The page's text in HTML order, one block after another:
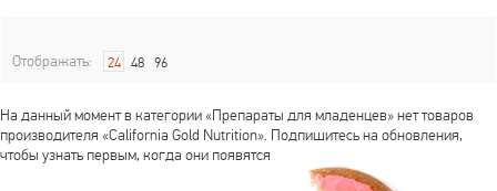
Отображать: 24 48 96
На данный момент в категории «Препараты для младенцев» нет товаров
производителя «California Gold Nutrition». Подпишитесь на обновления,
чтобы узнать первым, когда они появятся